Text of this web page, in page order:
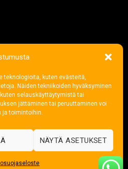
teknologioita, kuten evästeitä,
Näiden tekniikoiden hyväksyminen
selauskäyttäytymistä tai
jättäminen tai peruuttaminen voi
ja toimintoihin.
NÄYTÄ ASETUKSET
MasterCard